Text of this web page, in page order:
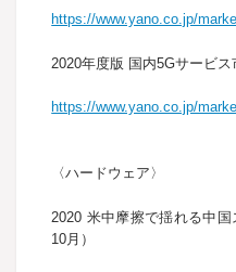
https://www.yano.co.jp/
2020年度版 国内5Gサービス
https://www.yano.co.jp/
〈ハードウェア〉
2020 米中摩擦で揺れる中
10月）